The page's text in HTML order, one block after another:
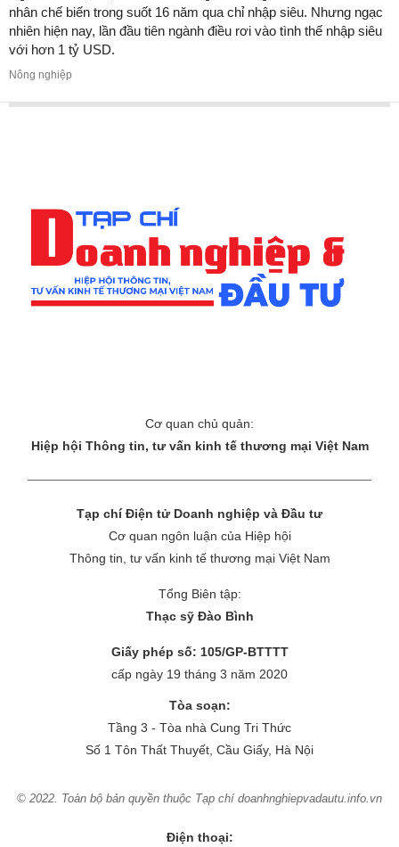
nhân chế biến trong suốt 16 năm qua chỉ nhập siêu. Nhưng ngạc
nhiên hiện nay, lần đầu tiên ngành điều rơi vào tình thế nhập siêu
với hơn 1 tỷ USD.
Nông nghiệp
Cơ quan chủ quản:
Hiệp hội Thông tin, tư vấn kinh tế thương mại Việt Nam
Tạp chí Điện tử Doanh nghiệp và Đầu tư
Cơ quan ngôn luận của Hiệp hội
Thông tin, tư vấn kinh tế thương mại Việt Nam
Tổng Biên tập:
Thạc sỹ Đào Bình
Giấy phép số: 105/GP-BTTTT
cấp ngày 19 tháng 3 năm 2020
Tòa soạn:
Tầng 3 - Tòa nhà Cung Tri Thức
Số 1 Tôn Thất Thuyết, Cầu Giấy, Hà Nội
© 2022. Toàn bộ bản quyền thuộc Tạp chí doanhnghiepvadautu.info.vn
Điện thoại: